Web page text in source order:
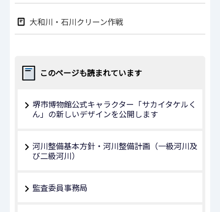
大和川・石川クリーン作戦
このページも読まれています
堺市博物館公式キャラクター「サカイタケルく
ん」の新しいデザインを公開します
河川整備基本方針・河川整備計画（一級河川及
び二級河川）
監査委員事務局